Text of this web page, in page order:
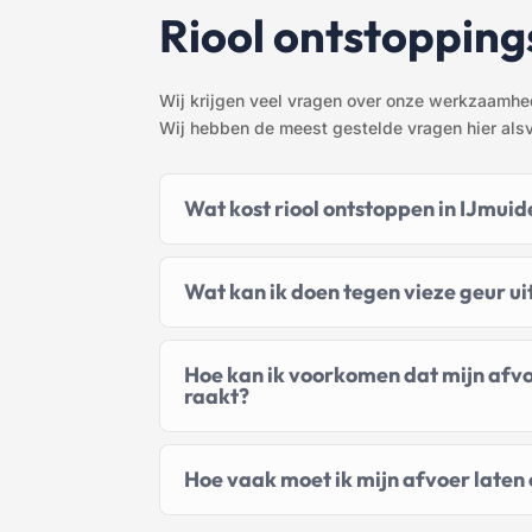
Riool
Wij krijgen veel vragen over onze
Wij hebben de meest gestelde vragen hier
Wat kost riool ontstoppen in
Wat kan ik doen tegen vieze geur
Hoe kan ik voorkomen dat mijn
raakt?
Hoe vaak moet ik mijn afvoer laten